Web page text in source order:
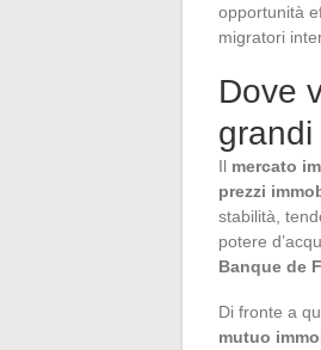
opportunità
migratori
Dove
Il mercato
prezzi
stabilità,
potere
Banque de
Di fronte a
mutuo